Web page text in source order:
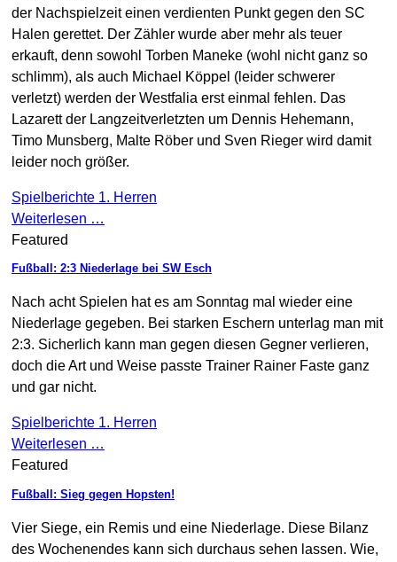
der Nachspielzeit einen verdienten Punkt gegen den SC
Halen gerettet. Der Zähler wurde aber mehr als teuer
erkauft, denn sowohl Torben Maneke (wohl nicht ganz so
schlimm), als auch Michael Köppel (leider schwerer
verletzt) werden der Westfalia erst einmal fehlen. Das
Lazarett der Langzeitverletzten um Dennis Hehemann,
Timo Munsberg, Malte Röber und Sven Rieger wird damit
leider noch größer.
Spielberichte 1. Herren
Weiterlesen …
Featured
Fußball: 2:3 Niederlage bei SW Esch
Nach acht Spielen hat es am Sonntag mal wieder eine
Niederlage gegeben. Bei starken Eschern unterlag man mit
2:3. Sicherlich kann man gegen diesen Gegner verlieren,
doch die Art und Weise passte Trainer Rainer Faste ganz
und gar nicht.
Spielberichte 1. Herren
Weiterlesen …
Featured
Fußball: Sieg gegen Hopsten!
Vier Siege, ein Remis und eine Niederlage. Diese Bilanz
des Wochenendes kann sich durchaus sehen lassen. Wie,